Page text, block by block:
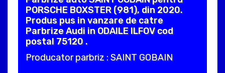
PORSCHE BOXSTER (981), din 2020.
Produs pus in vanzare de catre
Parbrize Audi in ODAILE ILFOV cod
postal 75120 .
Producator parbriz : SAINT GOBAIN